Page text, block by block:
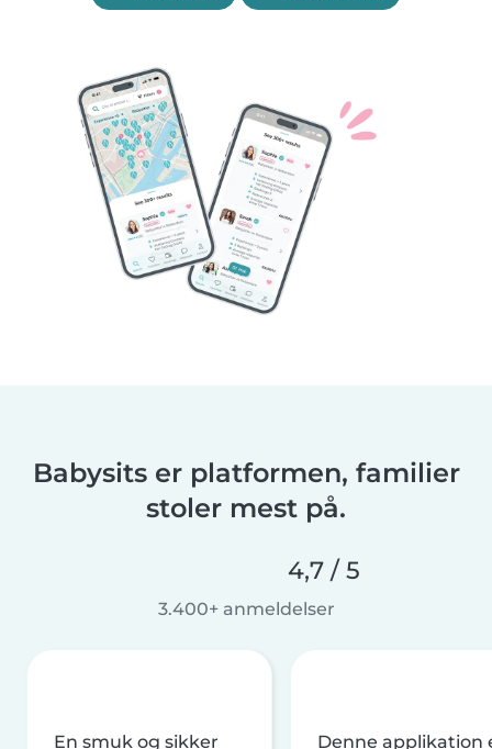
Babysits er platformen, familier
stoler mest på.
4,7 / 5
3.400+ anmeldelser
En smuk og sikker
Denne applikation